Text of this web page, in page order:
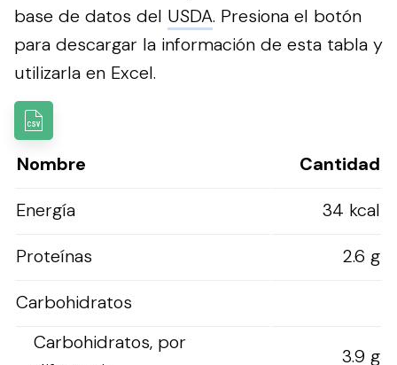
base de datos del USDA. Presiona el botón
para descargar la información de esta tabla y
utilizarla en Excel.
Nombre
Cantidad
Energía
34 kcal
Proteínas
2.6 g
Carbohidratos
Carbohidratos, por
3.9 g